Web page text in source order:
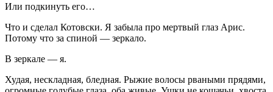
Или подкинуть его…
Что и сделал Котовски. Я забыла про мертвый глаз Арис.
Потому что за спиной — зеркало.
В зеркале — я.
Худая, нескладная, бледная. Рыжие волосы рваными прядями,